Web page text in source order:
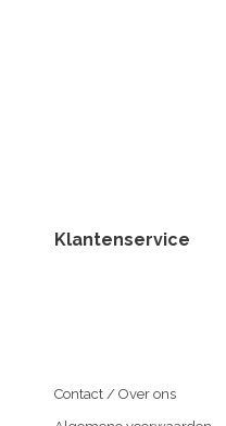
Klantenservice
Contact / Over ons